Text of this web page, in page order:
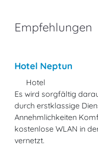
Empfehlungen
Hotel Neptun
Hotel
Es wird sorgfältig
durch erstklassige
Annehmlichkeiten
kostenlose WLAN in
vernetzt.